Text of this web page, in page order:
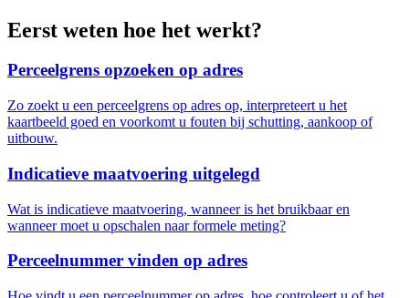
Eerst weten hoe het werkt?
Perceelgrens opzoeken op adres
Zo zoekt u een perceelgrens op adres op, interpreteert u het
kaartbeeld goed en voorkomt u fouten bij schutting, aankoop of
uitbouw.
Indicatieve maatvoering uitgelegd
Wat is indicatieve maatvoering, wanneer is het bruikbaar en
wanneer moet u opschalen naar formele meting?
Perceelnummer vinden op adres